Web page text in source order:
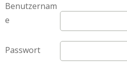
Benutzernam
e
Passwort